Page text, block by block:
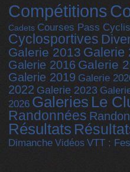
Compétitions
Cadets Courses Pass
Cyclosportives
Galerie 2013 Galerie
Galerie 2016 Galerie
Galerie 2019 Galerie
2022 Galerie 2023
2026 Galeries Le
Randonnées
Résultats
Dimanche Vidéos VTT :